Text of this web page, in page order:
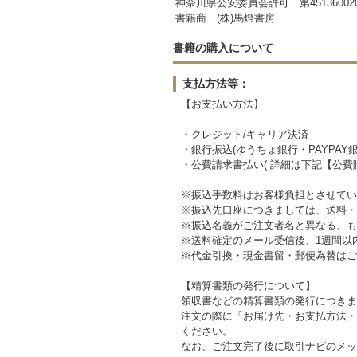
神奈川県公安委員会許可 第
書籍商 (株)馬燈書房
書籍の購入について
支払方法等：
【お支払い方法】
・クレジット/キャリア決済
・銀行振込(ゆうちょ銀行・PAYPAY
・公費請求書払い( 詳細は下記【公
※振込手数料はお客様負担とさせて
※振込先口座につきましては、送料
※振込名義がご注文者名と異なる、
※送料確定のメール受信後、1週間以
※代金引換・現金書留・郵便為替は
【精算書類の発行について】
領収書などの精算書類の発行につき
注文の際に「お届け先・お支払方法
ください。
なお、ご注文完了後に取引ナビのメ